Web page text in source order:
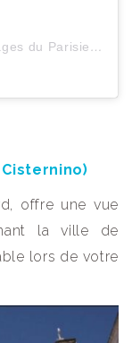
Une publication partagée par Les Voyages du ParisienHeureux (@lesvoyagesduparisienheureux)
offre une vue
la ville de
lors de votre